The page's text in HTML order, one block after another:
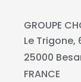
GROUPE
Le Trigone,
25000
FRANCE